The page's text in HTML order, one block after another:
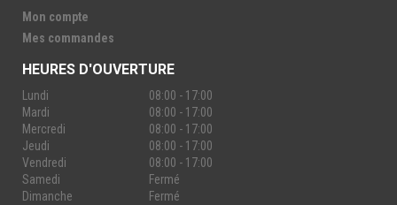
Mon compte
Mes commandes
HEURES D'OUVERTURE
Lundi
08:00 - 17:00
Mardi
08:00 - 17:00
Mercredi
08:00 - 17:00
Jeudi
08:00 - 17:00
Vendredi
08:00 - 17:00
Samedi
Fermé
Dimanche
Fermé